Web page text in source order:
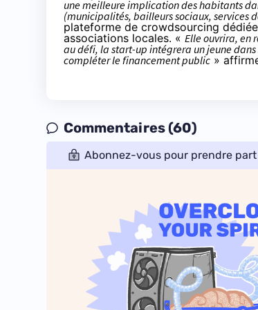
une meilleure implication des habitants
(municipalités, bailleurs sociaux, services
plateforme de crowdsourcing
associations locales. « Elle ouvrira, en
au défi, la start-up intégrera un jeune
compléter le financement public »
Commentaires (60)
Abonnez-vous pour prendre